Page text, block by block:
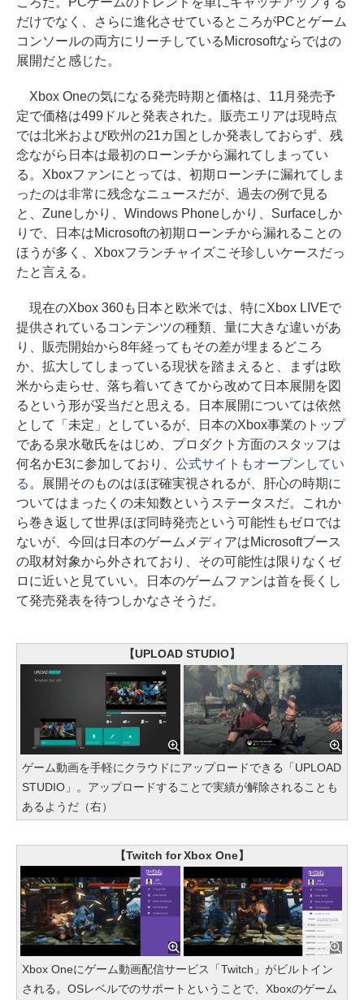
だけでなく、さらに進化させているところがPCとゲーム
コンソールの両方にリーチしているMicrosoftならではの
展開だと感じた。
Xbox Oneの気になる発売時期と価格は、11月発売予
定で価格は499ドルと発表された。販売エリアは現時点
では北米および欧州の21カ国としか発表しておらず、残
念ながら日本は最初のローンチから漏れてしまってい
る。Xboxファンにとっては、初期ローンチに漏れてしま
ったのは非常に残念なニュースだが、過去の例で見る
と、Zuneしかり、Windows Phoneしかり、Surfaceしか
りで、日本はMicrosoftの初期ローンチから漏れることの
ほうが多く、Xboxフランチャイズこそ珍しいケースだっ
たと言える。
現在のXbox 360も日本と欧米では、特にXbox LIVEで
提供されているコンテンツの種類、量に大きな違いがあ
り、販売開始から8年経ってもその差が埋まるどころ
か、拡大してしまっている現状を踏まえると、まずは欧
米から走らせ、落ち着いてきてから改めて日本展開を図
るという形が妥当だと思える。日本展開については依然
として「未定」としているが、日本のXbox事業のトップ
である泉水敬氏をはじめ、プロダクト方面のスタッフは
何名かE3に参加しており、 公式サイトもオープンしてい
る 。展開そのものはほぼ確実視されるが、肝心の時期に
ついてはまったくの未知数というステータスだ。これか
ら巻き返して世界ほぼ同時発売という可能性もゼロでは
ないが、今回は日本のゲームメディアはMicrosoftブース
の取材対象から外されており、その可能性は限りなくゼ
ロに近いと見ていい。日本のゲームファンは首を長くし
て発売発表を待つしかなさそうだ。
【UPLOAD STUDIO】
ゲーム動画を手軽にクラウドにアップロードできる「UPLOAD
STUDIO」。アップロードすることで実績が解除されることも
あるようだ（右）
【Twitch for Xbox One】
Xbox Oneにゲーム動画配信サービス「Twitch」がビルトイン
される。OSレベルでのサポートということで、Xboxのゲーム